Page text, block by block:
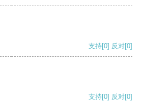
支持[0] 反对[0]
支持[0] 反对[0]